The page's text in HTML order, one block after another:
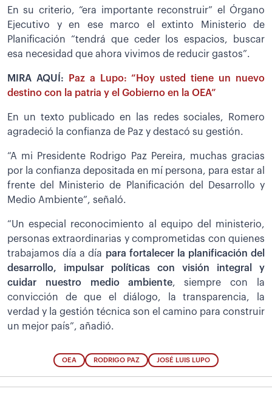
En su criterio, “era importante reconstruir” el Órgano
Ejecutivo y en ese marco el extinto Ministerio de
Planificación “tendrá que ceder los espacios, buscar
esa necesidad que ahora vivimos de reducir gastos”.
MIRA AQUÍ:
Paz a Lupo: “Hoy usted tiene un nuevo
destino con la patria y el Gobierno en la OEA”
En un texto publicado en las redes sociales, Romero
agradeció la confianza de Paz y destacó su gestión.
“A mi Presidente Rodrigo Paz Pereira, muchas gracias
por la confianza depositada en mí persona, para estar al
frente del Ministerio de Planificación del Desarrollo y
Medio Ambiente”, señaló.
“Un especial reconocimiento al equipo del ministerio,
personas extraordinarias y comprometidas con quienes
trabajamos día a día para fortalecer la planificación del
desarrollo, impulsar políticas con visión integral y
cuidar nuestro medio ambiente, siempre con la
convicción de que el diálogo, la transparencia, la
verdad y la gestión técnica son el camino para construir
un mejor país”, añadió.
OEA RODRIGO PAZ JOSÉ LUIS LUPO